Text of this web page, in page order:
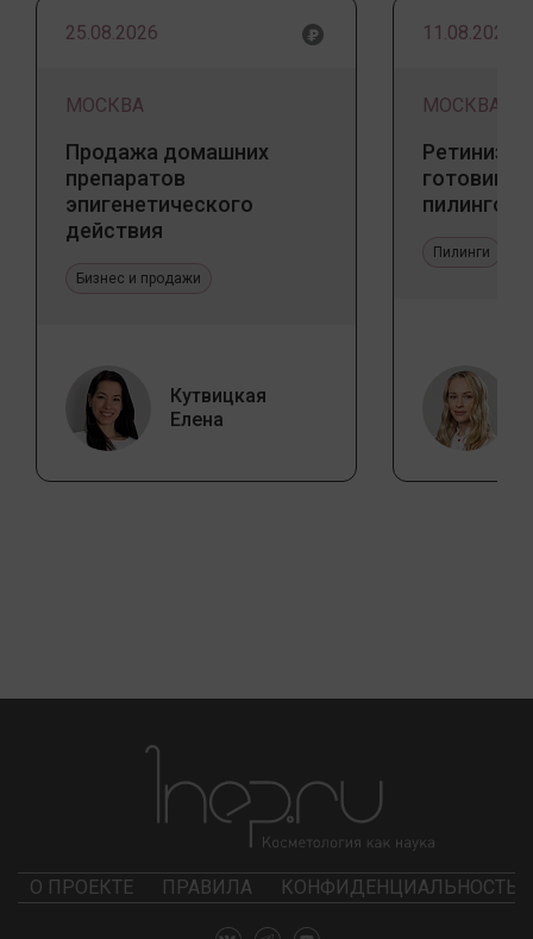
25.08.2026
МОСКВА
Продажа домашних
препаратов
эпигенетического
действия
Бизнес и продажи
Кутвицкая
Елена
11.08.2026
МОСКВА
готовим
пилингов
Пилинги
О ПРОЕКТЕ ПРАВИЛА КОНФИДЕНЦИАЛЬНОСТЬ